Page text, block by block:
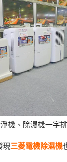
機、除濕機一字排
現三菱電機除濕機